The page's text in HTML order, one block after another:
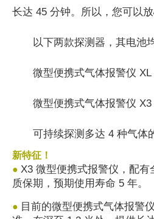
长达 45 分钟。所以，您可以
以下两款探测器，其电池
微型便携式气体报警仪
微型便携式气体报警仪
可持续探测多达 4 种气体
新特征！
● X3 微型便携式报警仪，配
质保期，预期使用寿命 5 年。
● 目前的微型便携式气体报警